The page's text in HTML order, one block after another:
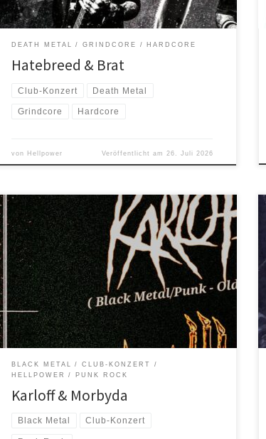
DEATH METAL GRINDCORE HARDCORE
Hatebreed & Brat
Club-Konzert Death Metal
Grindcore Hardcore
von Hellpower Veröffentlicht am 26. Juli 2026
Am 28. Juli 2026 macht die gemeinsame Europatour
der beiden Metal-Bands Karloff und Morbyda Station in
Oldenburg! In der Umbaubar erwarten euch ein Abend
voller düsterer Riffs, brutaler Energie und einer
Atmosphäre, die unter den Bann des Todes stellt.
KARLOFF, die Lokalmatadoren aus Oldenburg braucht
man eigentlich nicht weiter vorzustellen. […]
BLACK METAL
CLUB-KONZERT
HELLPOWER
PUNK ROCK
Karloff & Morbyda
Black Metal Club-Konzert